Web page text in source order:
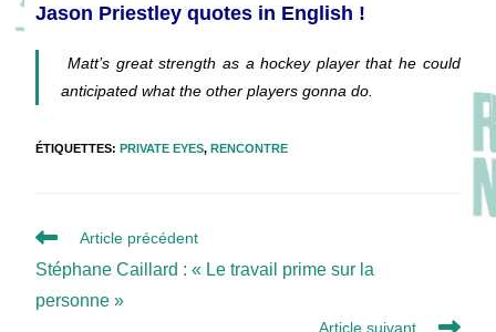
Jason Priestley quotes in English !
Matt’s great strength as a hockey player that he could
anticipated what the other players gonna do.
ÉTIQUETTES:PRIVATE EYES, RENCONTRE
Read
articles
Article précédent
Stéphane Caillard : « Le travail prime sur la
personne »
Article suivant